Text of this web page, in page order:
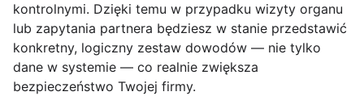
kontrolnymi. Dzięki temu w przypadku wizyty organu
lub zapytania partnera będziesz w stanie przedstawić
konkretny, logiczny zestaw dowodów — nie tylko
dane w systemie — co realnie zwiększa
bezpieczeństwo Twojej firmy.